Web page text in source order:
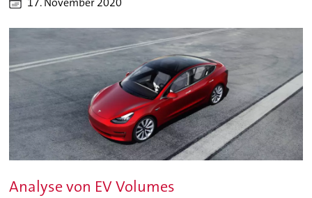
Analyse von EV Volumes